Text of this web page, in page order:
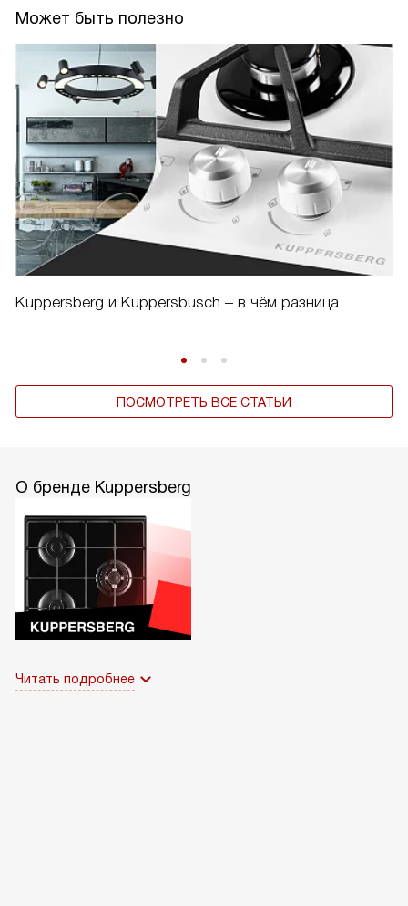
Может быть полезно
Kuppersberg и Kuppersbusch – в чём разница
ПОСМОТРЕТЬ ВСЕ СТАТЬИ
О бренде Kuppersberg
Читать подробнее